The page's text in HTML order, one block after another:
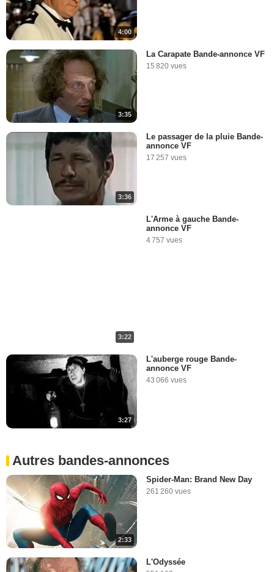
4:00
3:35
La Carapate Bande-annonce VF
15 820 vues
3:36
Le passager de la pluie Bande-
annonce VF
17 257 vues
3:22
L'Arme à gauche Bande-
annonce VF
4 757 vues
3:27
L'auberge rouge Bande-
annonce VF
43 066 vues
Autres bandes-annonces
2:33
Spider-Man: Brand New Day
261 260 vues
L'Odyssée